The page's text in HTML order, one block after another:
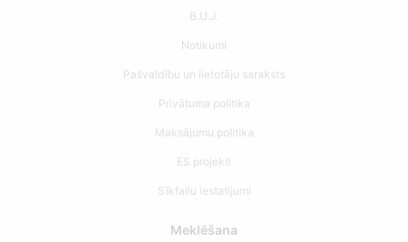
B.U.J.
Notikumi
Pašvaldību un lietotāju saraksts
Privātuma politika
Maksājumu politika
ES projekti
Sīkfailu iestatījumi
Meklēšana